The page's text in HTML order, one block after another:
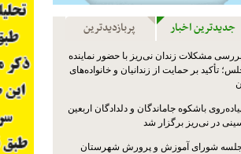
جدیدترین اخبار پربازدیدترین
مشکلات زندان نی‌ریز با حضور نماینده
تأکید بر حمایت از زندانیان و خانواده‌های
باشکوه جاماندگان و دلدادگان اربعین
در نی‌ریز برگزار شد
شورای آموزش و پرورش شهرستان